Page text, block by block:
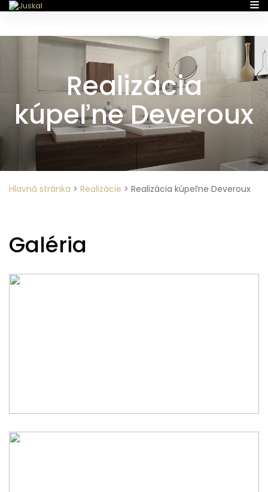
Realizácia
kúpeľne Deveroux
Hlavná stránka > Realizácie > Realizácia kúpeľne Deveroux
Galéria